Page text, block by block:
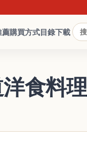
薦購買方式目錄下載
食料理